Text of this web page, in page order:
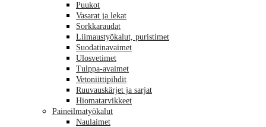
Puukot
Vasarat ja lekat
Sorkkaraudat
Liimaustyökalut, puristimet
Suodatinavaimet
Ulosvetimet
Tulppa-avaimet
Vetoniittipihdit
Ruuvauskärjet ja sarjat
Hiomatarvikkeet
Paineilmatyökalut
Naulaimet